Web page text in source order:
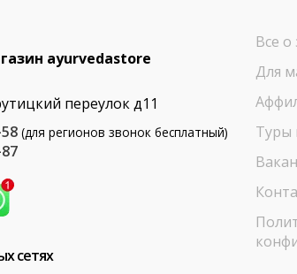
ayurvedastore
переулок д11
(для регионов звонок бесплатный)
сетях
Все о
Для
Туры